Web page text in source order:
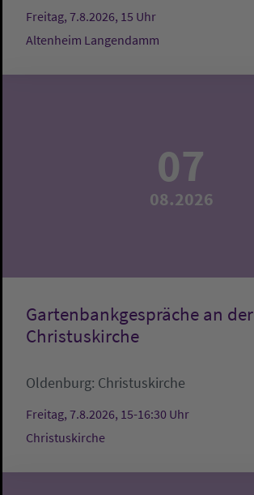
Freitag, 7.8.2026, 15 Uhr
Altenheim Langendamm
07
08.2026
Gartenbankgespräche an der
Christuskirche
Oldenburg: Christuskirche
Freitag, 7.8.2026, 15-16:30 Uhr
Christuskirche